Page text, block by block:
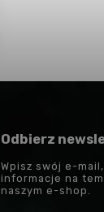
Odbierz
Wpisz swój e-
informacje na
naszym e-shop.